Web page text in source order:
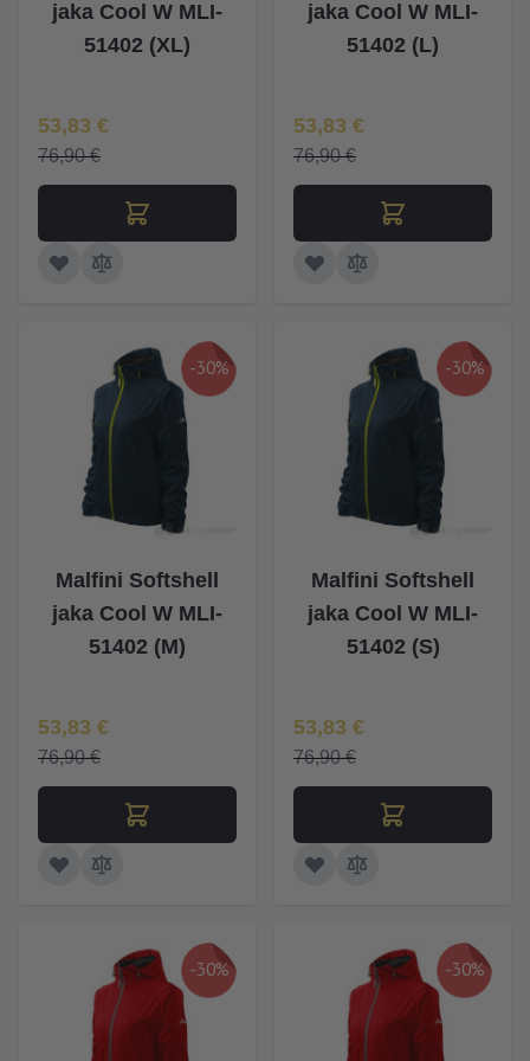
jaka Cool W MLI-
51402 (XL)
Īpaša Cena
53,83 €
76,90 €
jaka Cool W MLI-
51402 (L)
Īpaša Cena
53,83 €
76,90 €
-30%
Malfini Softshell
jaka Cool W MLI-
51402 (M)
Īpaša Cena
53,83 €
76,90 €
-30%
Malfini Softshell
jaka Cool W MLI-
51402 (S)
Īpaša Cena
53,83 €
76,90 €
-30% -30%